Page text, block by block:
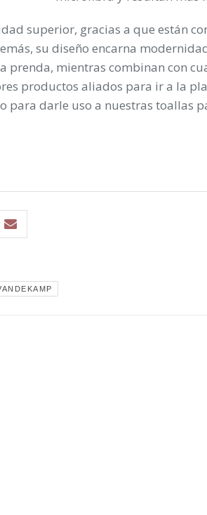
superior, gracias a que están
su diseño encarna
prenda, mientras combinan con
productos aliados para ir a la
para darle uso a nuestras toallas